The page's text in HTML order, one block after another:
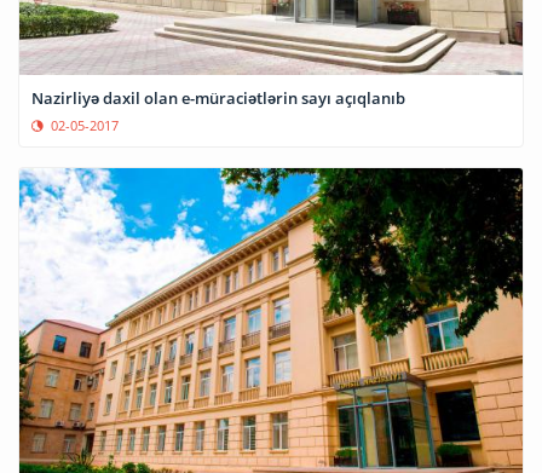
Nazirliyə daxil olan e-müraciətlərin sayı açıqlanıb
02-05-2017